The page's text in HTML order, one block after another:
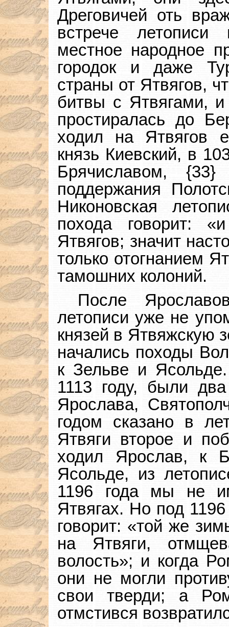
Дреговичей оть
встрече
местное народное
городок и даже
страны от Ятвягов,
битвы с Ятвягами,
простиралась до
ходил на Ятвягов
князь Киевский, в
Брячиславом,
поддержания
Никоновская
похода говорит:
Ятвягов; значит
только отогнанием
тамошних колоний.
После
летописи уже не
князей в Ятвяжскую
начались походы
к Зельве и
1113 году, были
Ярослава,
годом сказано в
Ятвяги второе и
ходил Ярослав, к
Ясольде, из
1196 года мы не
Ятвягах. Но под
говорит: «той же
на Ятвяги,
волость»; и когда
они не могли
свои тверди; а
отмстився